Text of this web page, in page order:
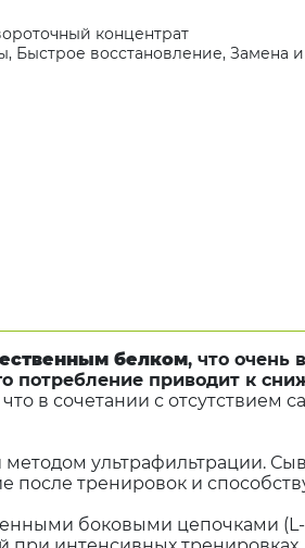
концентрат
Быстрое восстановление, Замена
белком, что очень
потребление приводит к
что в сочетании с отсутствием
ультрафильтрации.
после тренировок и
боковыми цепочками